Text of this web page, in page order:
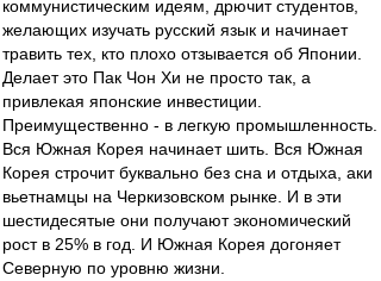
коммунистическим идеям, дрючит студентов,
желающих изучать русский язык и начинает
травить тех, кто плохо отзывается об Японии.
Делает это Пак Чон Хи не просто так, а
привлекая японские инвестиции.
Преимущественно - в легкую промышленность.
Вся Южная Корея начинает шить. Вся Южная
Корея строчит буквально без сна и отдыха, аки
вьетнамцы на Черкизовском рынке. И в эти
шестидесятые они получают экономический
рост в 25% в год. И Южная Корея догоняет
Северную по уровню жизни.